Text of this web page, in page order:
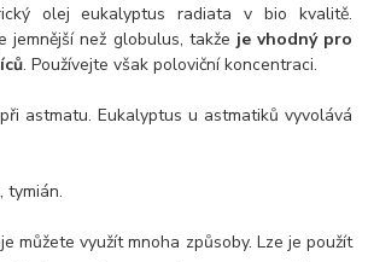
olej eukalyptus radiata v bio kvalitě.
jemnější než globulus, takže je vhodný pro
. Používejte však poloviční koncentraci.
astmatu. Eukalyptus u astmatiků vyvolává
tymián.
můžete využít mnoha způsoby. Lze je použít